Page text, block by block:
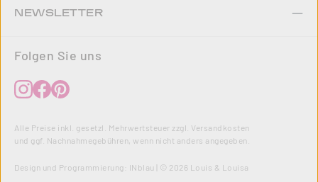
NEWSLETTER
Folgen Sie uns
Alle Preise inkl. gesetzl. Mehrwertsteuer zzgl. Versandkosten
und ggf. Nachnahmegebühren, wenn nicht anders angegeben.
Design und Programmierung: INblau | © 2026 Louis & Louisa